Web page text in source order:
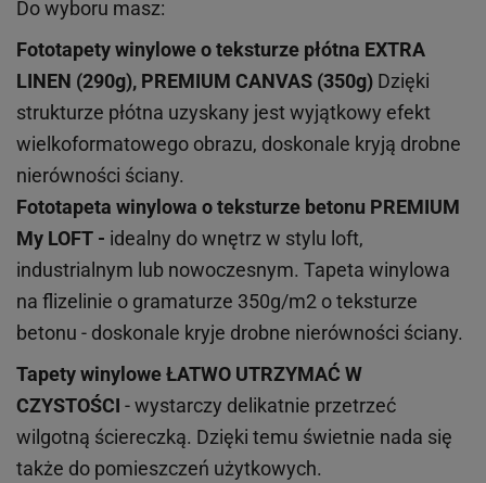
Do wyboru masz:
Fototapety winylowe oteksturze płótna EXTRA
LINEN (290g), PREMIUM CANVAS (350g) Dzięki
strukturze płótna uzyskany jest wyjątkowy efekt
wielkoformatowego obrazu, doskonale kryją drobne
nierówności ściany.
Fototapeta winylowa oteksturze betonu PREMIUM
My LOFT - idealny do wnętrz w stylu loft,
industrialnym lub nowoczesnym. Tapeta winylowa
na flizelinie o gramaturze 350g/m2 o teksturze
betonu - doskonale kryje drobne nierówności ściany.
Tapety winyloweŁATWO UTRZYMAĆ W
CZYSTOŚCI - wystarczy delikatnie przetrzeć
wilgotną ściereczką. Dzięki temu świetnie nada się
także do pomieszczeń użytkowych.